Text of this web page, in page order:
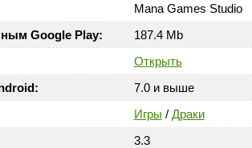
Mana Games Studio
Google Play:
187.4 Mb
Открыть
7.0 и выше
Игры / Драки
3.3